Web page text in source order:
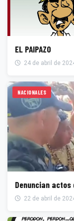
EL PAIPAZO
24 de abril de
NACIONALES
Denuncian
22 de abril de